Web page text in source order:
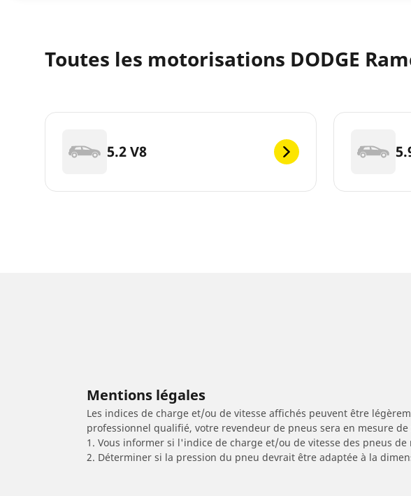
Toutes les motorisations DODGE
5.2 V8
Mentions légales
Les indices de charge et/ou de vitesse affichés peuvent être
professionnel qualifié, votre revendeur de pneus sera en mesure de
1. Vous informer si l'indice de charge et/ou de vitesse des pneus
2. Déterminer si la pression du pneu devrait être adaptée à la